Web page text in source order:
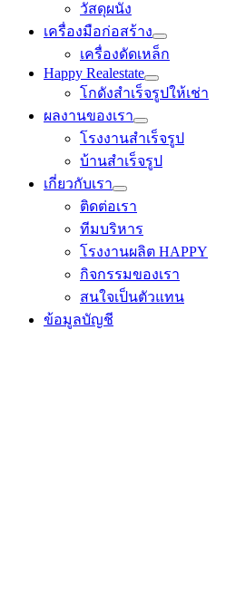
วัสดุผนัง
เครื่องมือก่อสร้าง
เครื่องดัดเหล็ก
Happy Realestate
โกดังสำเร็จรูปให้เช่า
ผลงานของเรา
โรงงานสำเร็จรูป
บ้านสำเร็จรูป
เกี่ยวกับเรา
ติดต่อเรา
ทีมบริหาร
โรงงานผลิต HAPPY
กิจกรรมของเรา
สนใจเป็นตัวแทน
ข้อมูลบัญชี